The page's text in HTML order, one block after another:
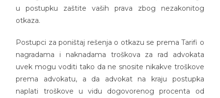
u postupku zaštite vaših prava zbog nezakonitog
otkaza.
Postupci za poništaj rešenja o otkazu se prema Tarifi o
nagradama i naknadama troškova za rad advokata
uvek mogu voditi tako da ne snosite nikakve troškove
prema advokatu, a da advokat na kraju postupka
naplati troškove u vidu dogovorenog procenta od